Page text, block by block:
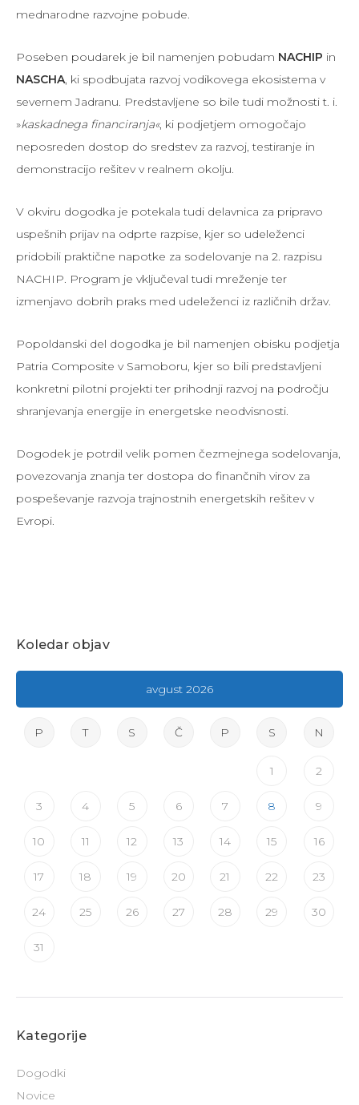
mednarodne razvojne pobude.
Poseben poudarek je bil namenjen pobudam NACHIP in
NASCHA, ki spodbujata razvoj vodikovega ekosistema v
severnem Jadranu. Predstavljene so bile tudi možnosti t. i.
»kaskadnega financiranja«, ki podjetjem omogočajo
neposreden dostop do sredstev za razvoj, testiranje in
demonstracijo rešitev v realnem okolju.
V okviru dogodka je potekala tudi delavnica za pripravo
uspešnih prijav na odprte razpise, kjer so udeleženci
pridobili praktične napotke za sodelovanje na 2. razpisu
NACHIP. Program je vključeval tudi mreženje ter
izmenjavo dobrih praks med udeleženci iz različnih držav.
Popoldanski del dogodka je bil namenjen obisku podjetja
Patria Composite v Samoboru, kjer so bili predstavljeni
konkretni pilotni projekti ter prihodnji razvoj na področju
shranjevanja energije in energetske neodvisnosti.
Dogodek je potrdil velik pomen čezmejnega sodelovanja,
povezovanja znanja ter dostopa do finančnih virov za
pospeševanje razvoja trajnostnih energetskih rešitev v
Evropi.
Koledar objav
avgust 2026
P T S Č P S N
1 2
3 4 5 6 7 8 9
10 11 12 13 14 15 16
17 18 19 20 21 22 23
24 25 26 27 28 29 30
31
Kategorije
Dogodki
Novice